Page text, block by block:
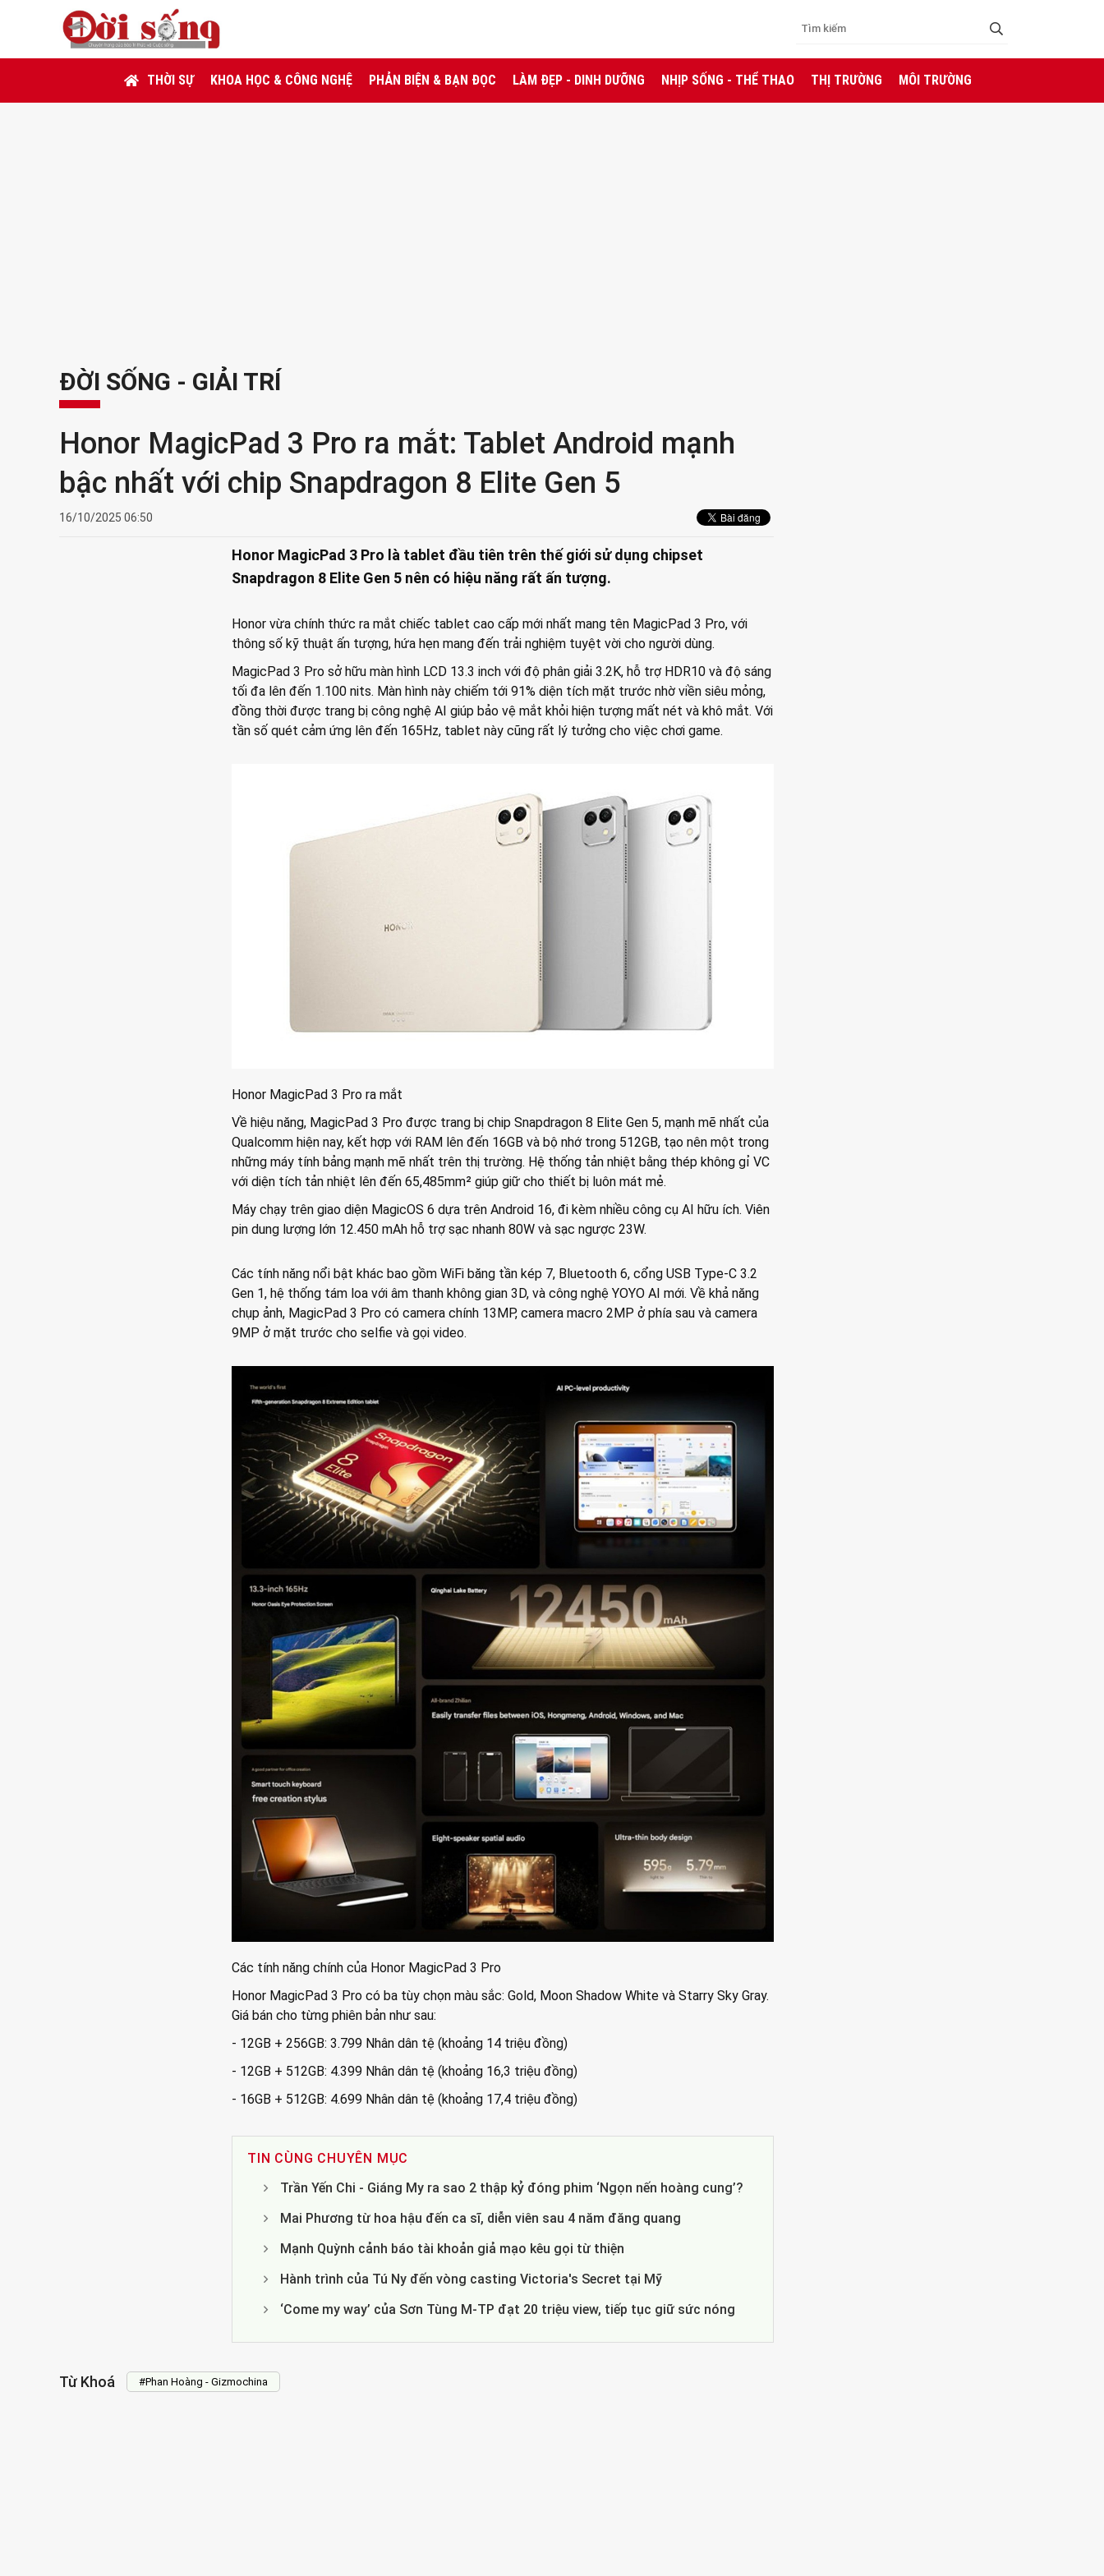
THỜI SỰ KHOA HỌC & CÔNG NGHỆ PHẢN BIỆN & BẠN ĐỌC LÀM ĐẸP - DINH DƯỠNG NHỊP SỐNG - THỂ THAO THỊ TRƯỜNG MÔI TRƯỜNG
ĐỜI SỐNG - GIẢI TRÍ
Honor MagicPad 3 Pro ra mắt: Tablet Android mạnh
bậc nhất với chip Snapdragon 8 Elite Gen 5
16/10/2025 06:50
Honor MagicPad 3 Pro là tablet đầu tiên trên thế giới sử dụng chipset
Snapdragon 8 Elite Gen 5 nên có hiệu năng rất ấn tượng.
Honor vừa chính thức ra mắt chiếc tablet cao cấp mới nhất mang tên MagicPad 3 Pro, với
thông số kỹ thuật ấn tượng, hứa hẹn mang đến trải nghiệm tuyệt vời cho người dùng.
MagicPad 3 Pro sở hữu màn hình LCD 13.3 inch với độ phân giải 3.2K, hỗ trợ HDR10 và độ sáng
tối đa lên đến 1.100 nits. Màn hình này chiếm tới 91% diện tích mặt trước nhờ viền siêu mỏng,
đồng thời được trang bị công nghệ AI giúp bảo vệ mắt khỏi hiện tượng mất nét và khô mắt. Với
tần số quét cảm ứng lên đến 165Hz, tablet này cũng rất lý tưởng cho việc chơi game.
Honor MagicPad 3 Pro ra mắt
Về hiệu năng, MagicPad 3 Pro được trang bị chip Snapdragon 8 Elite Gen 5, mạnh mẽ nhất của
Qualcomm hiện nay, kết hợp với RAM lên đến 16GB và bộ nhớ trong 512GB, tạo nên một trong
những máy tính bảng mạnh mẽ nhất trên thị trường. Hệ thống tản nhiệt bằng thép không gỉ VC
với diện tích tản nhiệt lên đến 65,485mm² giúp giữ cho thiết bị luôn mát mẻ.
Máy chạy trên giao diện MagicOS 6 dựa trên Android 16, đi kèm nhiều công cụ AI hữu ích. Viên
pin dung lượng lớn 12.450 mAh hỗ trợ sạc nhanh 80W và sạc ngược 23W.
Các tính năng nổi bật khác bao gồm WiFi băng tần kép 7, Bluetooth 6, cổng USB Type-C 3.2
Gen 1, hệ thống tám loa với âm thanh không gian 3D, và công nghệ YOYO AI mới. Về khả năng
chụp ảnh, MagicPad 3 Pro có camera chính 13MP, camera macro 2MP ở phía sau và camera
9MP ở mặt trước cho selfie và gọi video.
Các tính năng chính của Honor MagicPad 3 Pro
Honor MagicPad 3 Pro có ba tùy chọn màu sắc: Gold, Moon Shadow White và Starry Sky Gray.
Giá bán cho từng phiên bản như sau:
- 12GB + 256GB: 3.799 Nhân dân tệ (khoảng 14 triệu đồng)
- 12GB + 512GB: 4.399 Nhân dân tệ (khoảng 16,3 triệu đồng)
- 16GB + 512GB: 4.699 Nhân dân tệ (khoảng 17,4 triệu đồng)
TIN CÙNG CHUYÊN MỤC
Trần Yến Chi - Giáng My ra sao 2 thập kỷ đóng phim ‘Ngọn nến hoàng cung’?
Mai Phương từ hoa hậu đến ca sĩ, diễn viên sau 4 năm đăng quang
Mạnh Quỳnh cảnh báo tài khoản giả mạo kêu gọi từ thiện
Hành trình của Tú Ny đến vòng casting Victoria's Secret tại Mỹ
‘Come my way’ của Sơn Tùng M-TP đạt 20 triệu view, tiếp tục giữ sức nóng
Từ Khoá #Phan Hoàng - Gizmochina